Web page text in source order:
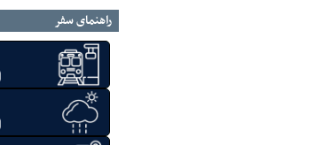
راهنمای سفر